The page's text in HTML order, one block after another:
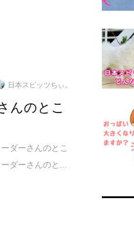
日本スピッツちぃ。
んのとこ
ダーさんのとこ
ダーさんのと...